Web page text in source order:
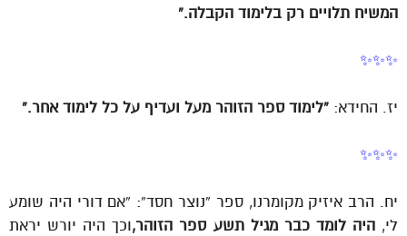
המשיח תלויים רק בלימוד הקבלה.”
✨✨✨
יז. החידא: “לימוד ספר הזוהר מעל ועדיף על כל לימוד אחר.”
✨✨✨
יח. הרב איזיק מקומרנו, ספר “נוצר חסד”: “אם דורי היה שומע
לי,היה לומד כבר מגיל תשע ספר הזוהר,וכך היה יורש יראת